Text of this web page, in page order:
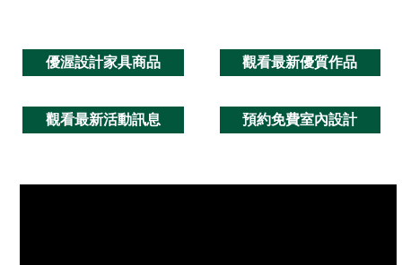
優渥設計家具商品 觀看最新優質作品
觀看最新活動訊息 預約免費室內設計